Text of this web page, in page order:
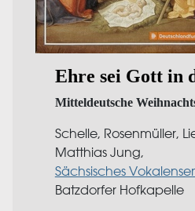
Ehre sei Gott in
Mitteldeutsche
Schelle, Rosenmüller,
Matthias Jung,
Sächsisches
Batzdorfer Hofkapelle